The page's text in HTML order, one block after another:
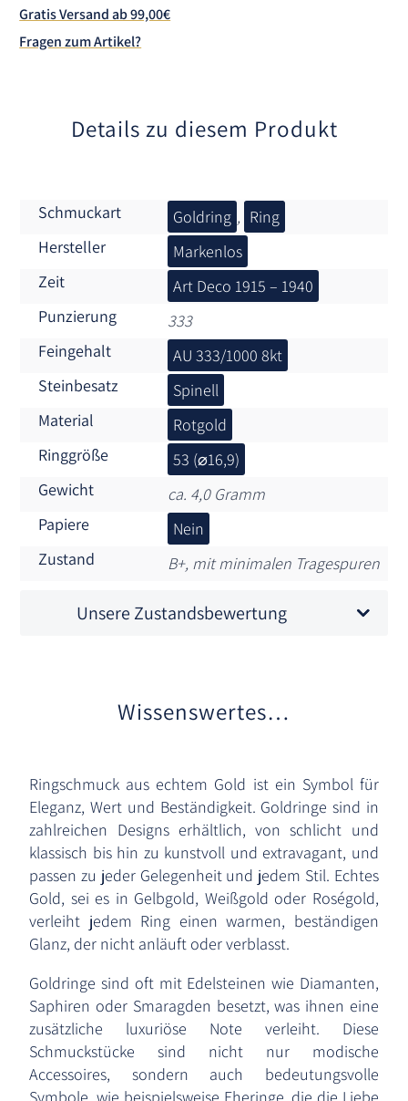
Gratis Versand ab 99,00€
Fragen zum Artikel?
Details zu diesem Produkt
Schmuckart Goldring , Ring
Hersteller
Markenlos
Zeit
Art Deco 1915 – 1940
Punzierung
333
Feingehalt
AU 333/1000 8kt
Steinbesatz
Spinell
Material
Rotgold
Ringgröße
53 (⌀16,9)
Gewicht
ca. 4,0 Gramm
Papiere
Nein
Zustand
B+, mit minimalen Tragespuren
Unsere Zustandsbewertung
Wissenswertes…
Ringschmuck aus echtem Gold ist ein Symbol für
Eleganz, Wert und Beständigkeit. Goldringe sind in
zahlreichen Designs erhältlich, von schlicht und
klassisch bis hin zu kunstvoll und extravagant, und
passen zu jeder Gelegenheit und jedem Stil. Echtes
Gold, sei es in Gelbgold, Weißgold oder Roségold,
verleiht jedem Ring einen warmen, beständigen
Glanz, der nicht anläuft oder verblasst.
Goldringe sind oft mit Edelsteinen wie Diamanten,
Saphiren oder Smaragden besetzt, was ihnen eine
zusätzliche luxuriöse Note verleiht. Diese
Schmuckstücke sind nicht nur modische
Accessoires, sondern auch bedeutungsvolle